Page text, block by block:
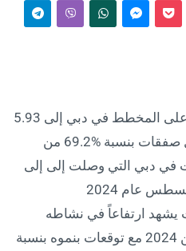
• ارتفاع قيمة قطاع العقارات على المخطط في دبي إلى 5.93
مليار درهم إماراتي مع تسجيل صفقات بنسبة %69.2 من
في دبي التي وصلت إلى إلى
يشهد ارتفاعاً في نشاطه
بنسبة %54 في الربع الثاني من 2024 مع توقعات بنموه بنسبة